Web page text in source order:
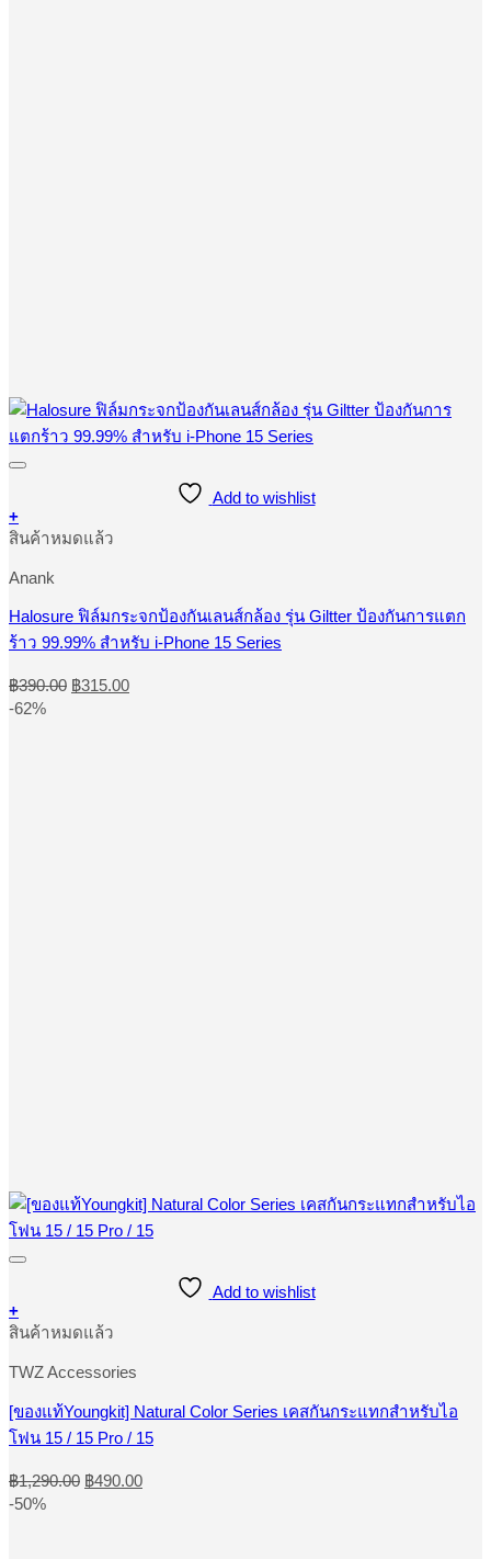
Add to wishlist
+
This
has
multiple
variants.
The
options
be
chosen
on
สินค้าหมดแล้ว
Anank
Halosure ฟิล์มกระจกป้องกันเลนส์กล้อง รุ่น Giltter ป้องกันการแตก
ร้าว 99.99% สําหรับ i-Phone 15 Series
฿390.00 Original
price
฿315.00Current
price
-62%
Add to wishlist
+
This
has
multiple
variants.
The
options
be
chosen
on
สินค้าหมดแล้ว
TWZ Accessories
[ของแท้Youngkit] Natural Color Series เคสกันกระแทกสำหรับไอ
โฟน 15 / 15 Pro / 15
฿1,290.00 Original
price
฿490.00Current
price
-50%